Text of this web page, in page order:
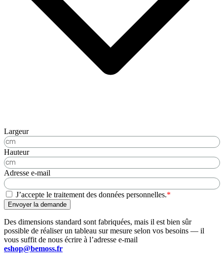
Largeur
Hauteur
Adresse e-mail
J’accepte le traitement des données personnelles.*
Envoyer la demande
Des dimensions standard sont fabriquées, mais il est bien sûr
possible de réaliser un tableau sur mesure selon vos besoins — il
vous suffit de nous écrire à l’adresse e-mail
eshop@bemoss.fr